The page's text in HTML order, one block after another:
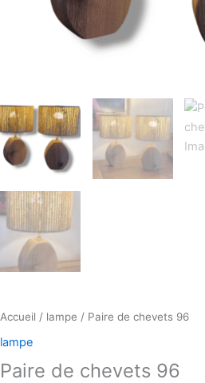
Accueil / lampe / Paire de chevets 96
lampe
Paire de chevets 96